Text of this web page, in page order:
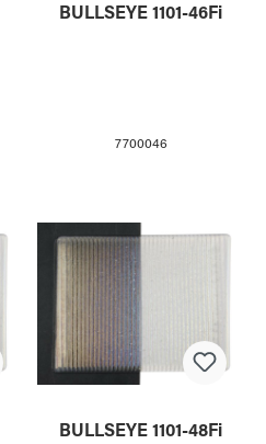
BULLSEYE 1101-46Fi
7700046
BULLSEYE 1101-48Fi